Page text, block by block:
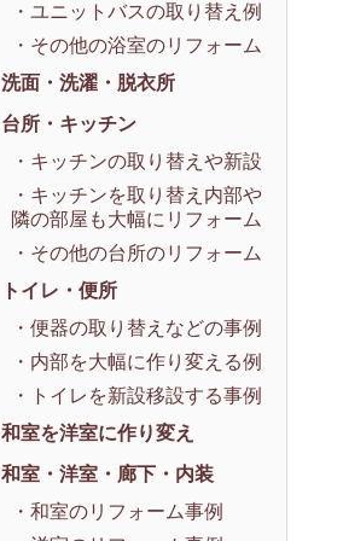
・ユニットバスの取り替え例
・その他の浴室のリフォーム
洗面・洗濯・脱衣所
台所・キッチン
・キッチンの取り替えや新設
・キッチンを取り替え内部や
隣の部屋も大幅にリフォーム
・その他の台所のリフォーム
トイレ・便所
・便器の取り替えなどの事例
・内部を大幅に作り変える例
・トイレを新設移設する事例
和室を洋室に作り変え
和室・洋室・廊下・内装
・和室のリフォーム事例